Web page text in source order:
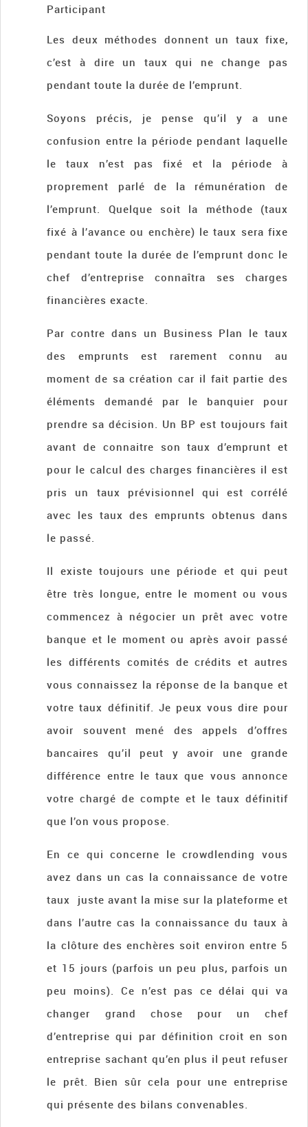
Participant
Les deux méthodes donnent un taux fixe,
c’est à dire un taux qui ne change pas
pendant toute la durée de l’emprunt.
Soyons précis, je pense qu’il y a une
confusion entre la période pendant laquelle
le taux n’est pas fixé et la période à
proprement parlé de la rémunération de
l’emprunt. Quelque soit la méthode (taux
fixé à l’avance ou enchère) le taux sera fixe
pendant toute la durée de l’emprunt donc le
chef d’entreprise connaîtra ses charges
financières exacte.
Par contre dans un Business Plan le taux
des emprunts est rarement connu au
moment de sa création car il fait partie des
éléments demandé par le banquier pour
prendre sa décision. Un BP est toujours fait
avant de connaitre son taux d’emprunt et
pour le calcul des charges financières il est
pris un taux prévisionnel qui est corrélé
avec les taux des emprunts obtenus dans
le passé.
Il existe toujours une période et qui peut
être très longue, entre le moment ou vous
commencez à négocier un prêt avec votre
banque et le moment ou après avoir passé
les différents comités de crédits et autres
vous connaissez la réponse de la banque et
votre taux définitif. Je peux vous dire pour
avoir souvent mené des appels d’offres
bancaires qu’il peut y avoir une grande
différence entre le taux que vous annonce
votre chargé de compte et le taux définitif
que l’on vous propose.
En ce qui concerne le crowdlending vous
avez dans un cas la connaissance de votre
taux juste avant la mise sur la plateforme et
dans l’autre cas la connaissance du taux à
la clôture des enchères soit environ entre 5
et 15 jours (parfois un peu plus, parfois un
peu moins). Ce n’est pas ce délai qui va
changer grand chose pour un chef
d’entreprise qui par définition croit en son
entreprise sachant qu’en plus il peut refuser
le prêt. Bien sûr cela pour une entreprise
qui présente des bilans convenables.